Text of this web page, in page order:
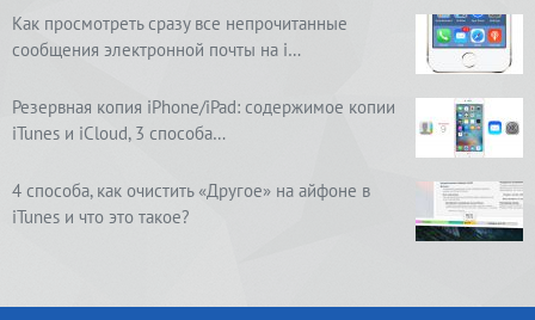
Как просмотреть сразу все непрочитанные
сообщения электронной почты на i…
Резервная копия iPhone/iPad: содержимое копии
iTunes и iCloud, 3 способа…
4 способа, как очистить «Другое» на айфоне в
iTunes и что это такое?